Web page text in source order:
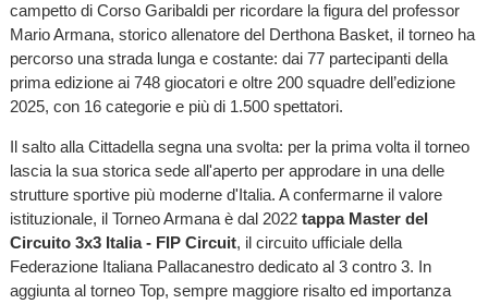
campetto di Corso Garibaldi per ricordare la figura del professor
Mario Armana, storico allenatore del Derthona Basket, il torneo ha
percorso una strada lunga e costante: dai 77 partecipanti della
prima edizione ai 748 giocatori e oltre 200 squadre dell’edizione
2025, con 16 categorie e più di 1.500 spettatori.
Il salto alla Cittadella segna una svolta: per la prima volta il torneo
lascia la sua storica sede all'aperto per approdare in una delle
strutture sportive più moderne d'Italia. A confermarne il valore
istituzionale, il Torneo Armana è dal 2022 tappa Master del
Circuito 3x3 Italia - FIP Circuit, il circuito ufficiale della
Federazione Italiana Pallacanestro dedicato al 3 contro 3. In
aggiunta al torneo Top, sempre maggiore risalto ed importanza